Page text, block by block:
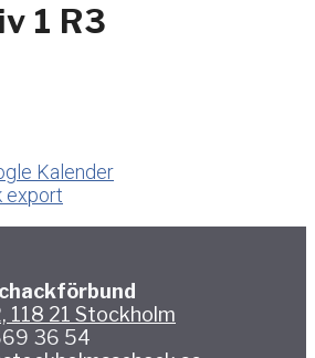
1 R3
Kalender
export
118 21 Stockholm
36 54